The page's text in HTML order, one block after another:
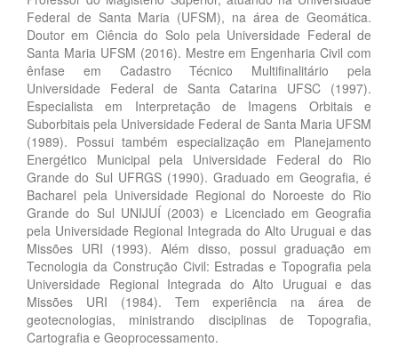
Federal de Santa Maria (UFSM), na área de Geomática.
Doutor em Ciência do Solo pela Universidade Federal de
Santa Maria UFSM (2016). Mestre em Engenharia Civil com
ênfase em Cadastro Técnico Multifinalitário pela
Universidade Federal de Santa Catarina UFSC (1997).
Especialista em Interpretação de Imagens Orbitais e
Suborbitais pela Universidade Federal de Santa Maria UFSM
(1989). Possui também especialização em Planejamento
Energético Municipal pela Universidade Federal do Rio
Grande do Sul UFRGS (1990). Graduado em Geografia, é
Bacharel pela Universidade Regional do Noroeste do Rio
Grande do Sul UNIJUÍ (2003) e Licenciado em Geografia
pela Universidade Regional Integrada do Alto Uruguai e das
Missões URI (1993). Além disso, possui graduação em
Tecnologia da Construção Civil: Estradas e Topografia pela
Universidade Regional Integrada do Alto Uruguai e das
Missões URI (1984). Tem experiência na área de
geotecnologias, ministrando disciplinas de Topografia,
Cartografia e Geoprocessamento.